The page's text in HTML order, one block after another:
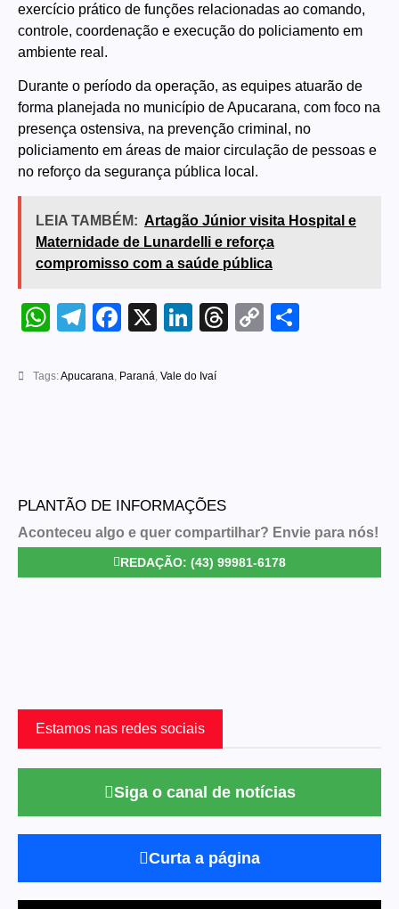
exercício prático de funções relacionadas ao comando,
controle, coordenação e execução do policiamento em
ambiente real.
Durante o período da operação, as equipes atuarão de
forma planejada no município de Apucarana, com foco na
presença ostensiva, na prevenção criminal, no
policiamento em áreas de maior circulação de pessoas e
no reforço da segurança pública local.
LEIA TAMBÉM: Artagão Júnior visita Hospital e
Maternidade de Lunardelli e reforça
compromisso com a saúde pública
WhatsApp
Telegram
Facebook
X LinkedIn
Threads
Copy
Tags:Apucarana Paraná Vale do Ivaí
PLANTÃO DE INFORMAÇÕES
Aconteceu algo e quer compartilhar? Envie para nós!
REDAÇÃO: (43) 99981-6178
Estamos nas redes sociais
Siga o canal de notícias
Curta a página